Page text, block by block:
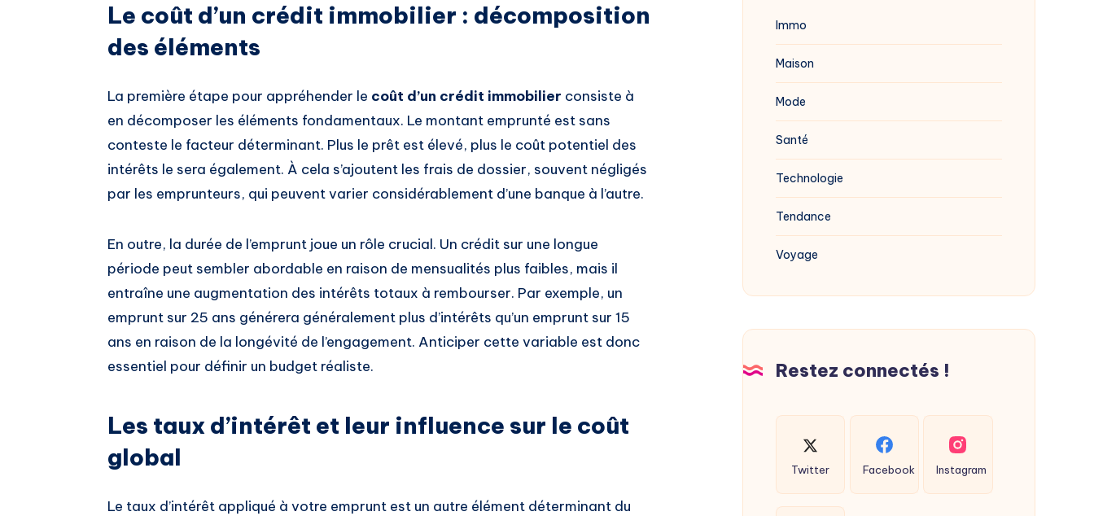
Le coût d’un crédit immobilier : décomposition
des éléments
La première étape pour appréhender le coût d’un crédit immobilier consiste à
en décomposer les éléments fondamentaux. Le montant emprunté est sans
conteste le facteur déterminant. Plus le prêt est élevé, plus le coût potentiel des
intérêts le sera également. À cela s’ajoutent les frais de dossier, souvent négligés
par les emprunteurs, qui peuvent varier considérablement d’une banque à l’autre.
En outre, la durée de l’emprunt joue un rôle crucial. Un crédit sur une longue
période peut sembler abordable en raison de mensualités plus faibles, mais il
entraîne une augmentation des intérêts totaux à rembourser. Par exemple, un
emprunt sur 25 ans générera généralement plus d’intérêts qu’un emprunt sur 15
ans en raison de la longévité de l’engagement. Anticiper cette variable est donc
essentiel pour définir un budget réaliste.
Les taux d’intérêt et leur influence sur le coût
global
Le taux d’intérêt appliqué à votre emprunt est un autre élément déterminant du
Immo
Maison
Mode
Santé
Technologie
Tendance
Voyage
Restez connectés !
Twitter Facebook Instagram